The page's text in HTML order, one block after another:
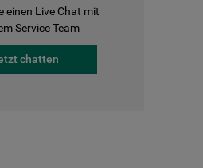
einen Live Chat mit
Service Team
chatten